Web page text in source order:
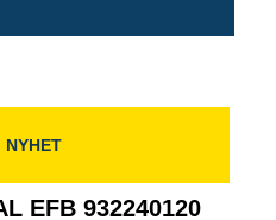
NYHET
EFB 932240120